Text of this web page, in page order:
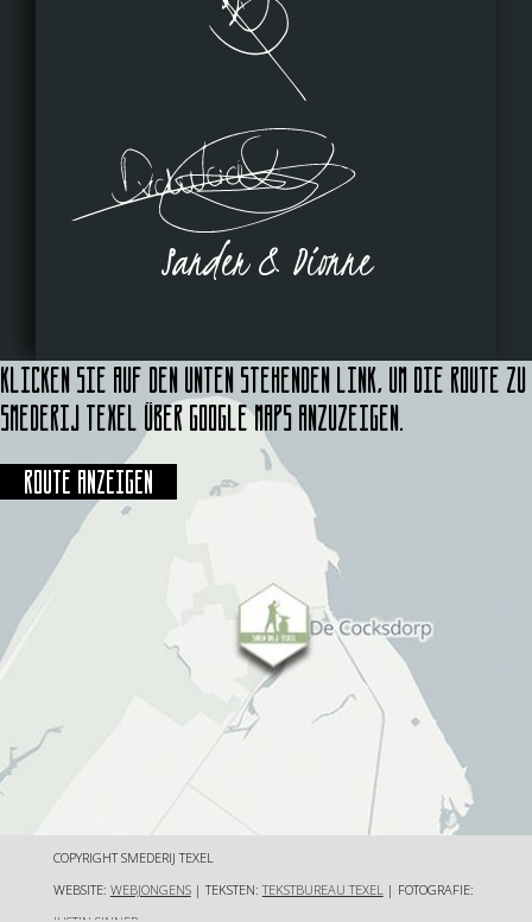
Sander & Dionne
Klicken Sie auf den unten stehenden Link, um die Route zu
Smederij Texel über Google Maps anzuzeigen.
Route anzeigen
COPYRIGHT SMEDERIJ TEXEL
WEBSITE: WEBJONGENS| TEKSTEN:TEKSTBUREAU TEXEL | FOTOGRAFIE: